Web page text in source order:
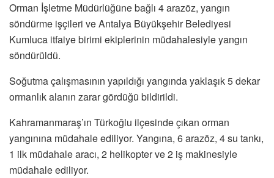
Orman İşletme Müdürlüğüne bağlı 4 arazöz, yangın
söndürme işçileri ve Antalya Büyükşehir Belediyesi
Kumluca itfaiye birimi ekiplerinin müdahalesiyle yangın
söndürüldü.
Soğutma çalışmasının yapıldığı yangında yaklaşık 5 dekar
ormanlık alanın zarar gördüğü bildirildi.
Kahramanmaraş’ın Türkoğlu ilçesinde çıkan orman
yangınına müdahale ediliyor. Yangına, 6 arazöz, 4 su tankı,
1 ilk müdahale aracı, 2 helikopter ve 2 iş makinesiyle
müdahale ediliyor.